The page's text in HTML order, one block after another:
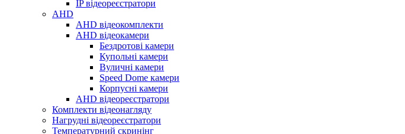
IP відеореєстратори
AHD
AHD відеокомплекти
AHD відеокамери
Бездротові камери
Купольні камери
Вуличні камери
Speed Dome камери
Корпусні камери
AHD відеореєстратори
Комплекти відеонагляду
Нагрудні відеореєстратори
Температурний скринінг